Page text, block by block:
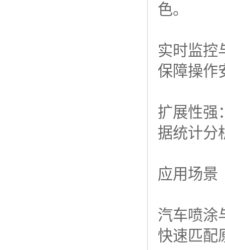
色。
实时监控
保障操作
扩展性强
据统计分
应用场景
汽车喷涂
快速匹配